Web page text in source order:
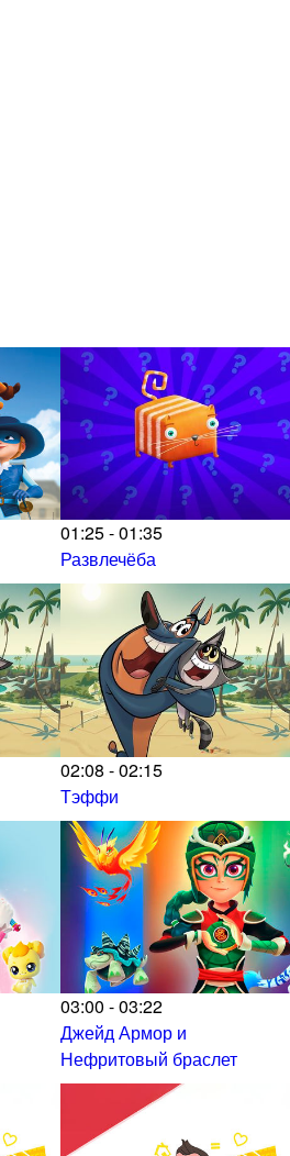
01:25 - 01:35
Развлечёба
02:08 - 02:15
Тэффи
03:00 - 03:22
Джейд Армор и
Нефритовый браслет